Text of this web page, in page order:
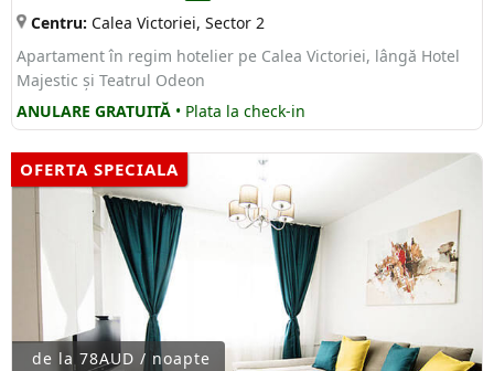
Centru: Calea Victoriei, Sector 2
Apartament în regim hotelier pe Calea Victoriei, lângă Hotel
Majestic și Teatrul Odeon
ANULARE GRATUITĂ • Plata la check-in
OFERTA SPECIALA
de la 78AUD / noapte